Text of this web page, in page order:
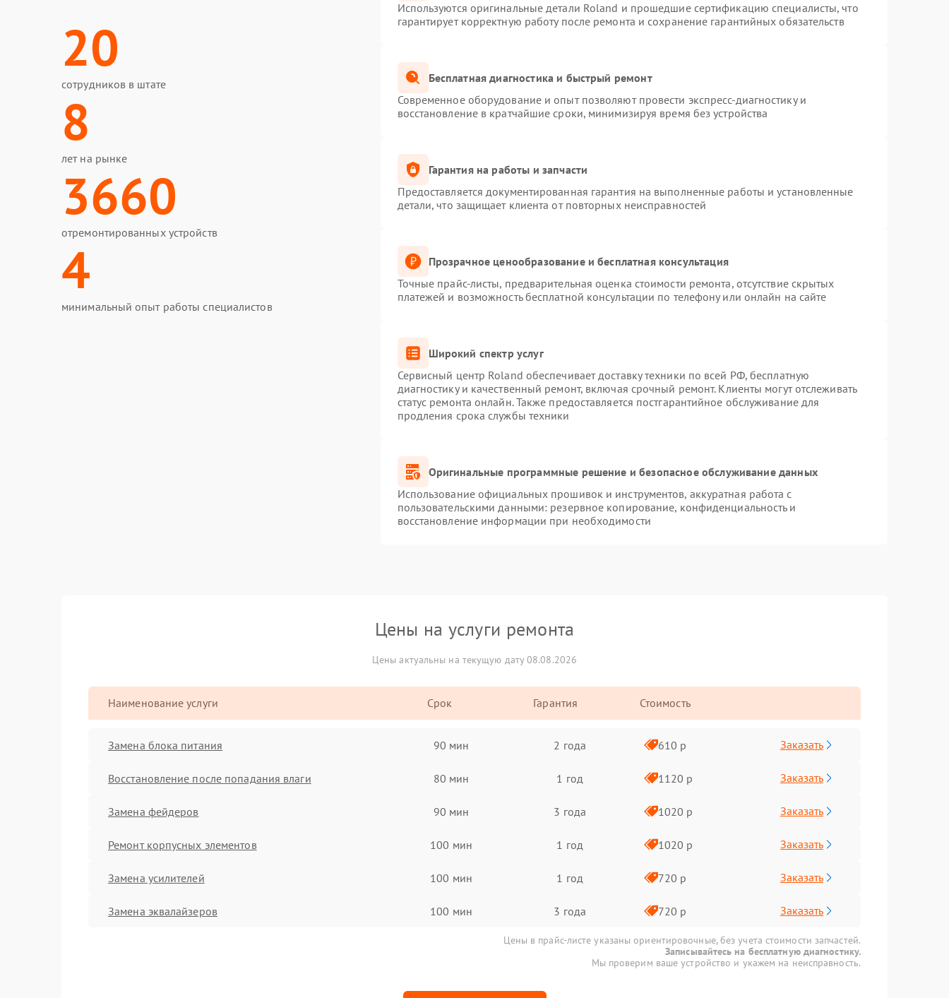
20
сотрудников в штате
8
лет на рынке
3660
отремонтированных устройств
4
минимальный опыт работы специалистов
Используются оригинальные детали Roland и прошедшие сертификацию специалисты, что
гарантирует корректную работу после ремонта и сохранение гарантийных обязательств
Бесплатная диагностика и быстрый ремонт
Современное оборудование и опыт позволяют провести экспресс-диагностику и
восстановление в кратчайшие сроки, минимизируя время без устройства
Гарантия на работы и запчасти
Предоставляется документированная гарантия на выполненные работы и установленные
детали, что защищает клиента от повторных неисправностей
Прозрачное ценообразование и бесплатная консультация
Точные прайс-листы, предварительная оценка стоимости ремонта, отсутствие скрытых
платежей и возможность бесплатной консультации по телефону или онлайн на сайте
Широкий спектр услуг
Сервисный центр Roland обеспечивает доставку техники по всей РФ, бесплатную
диагностику и качественный ремонт, включая срочный ремонт. Клиенты могут отслеживать
статус ремонта онлайн. Также предоставляется постгарантийное обслуживание для
продления срока службы техники
Оригинальные программные решение и безопасное обслуживание данных
Использование официальных прошивок и инструментов, аккуратная работа с
пользовательскими данными: резервное копирование, конфиденциальность и
восстановление информации при необходимости
Цены на услуги ремонта
Цены актуальны на текущую дату 08.08.2026
Наименование услуги Срок Гарантия Стоимость
Замена блока питания 90 мин 2 года 610 р Заказать
Восстановление после попадания влаги 80 мин 1 год 1120 р Заказать
Замена фейдеров 90 мин 3 года 1020 р Заказать
Ремонт корпусных элементов 100 мин 1 год 1020 р Заказать
Замена усилителей 100 мин 1 год 720 р Заказать
Замена эквалайзеров 100 мин 3 года 720 р Заказать
Цены в прайс-листе указаны ориентировочные, без учета стоимости запчастей.
Записывайтесь на бесплатную диагностику.
Мы проверим ваше устройство и укажем на неисправность.